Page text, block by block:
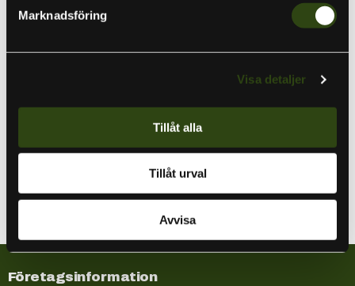
Marknadsföring
Visa detaljer
Tillåt alla
Tillåt urval
Avvisa
Mer information
Specifikationer
Information om tillverkning
Företagsinformation